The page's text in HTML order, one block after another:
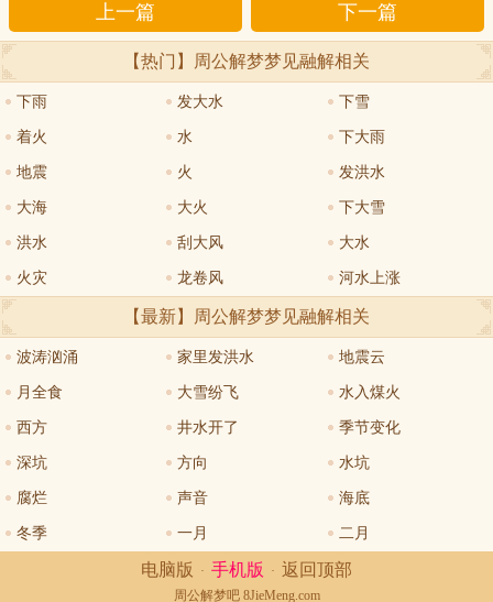
上一篇 下一篇
【热门】周公解梦梦见融解相关
下雨 发大水 下雪
着火 水 下大雨
地震 火 发洪水
大海 大火 下大雪
洪水 刮大风 大水
火灾 龙卷风 河水上涨
【最新】周公解梦梦见融解相关
波涛汹涌 家里发洪水 地震云
月全食 大雪纷飞 水入煤火
西方 井水开了 季节变化
深坑 方向 水坑
腐烂 声音 海底
冬季 一月 二月
电脑版 · 手机版 · 返回顶部
周公解梦吧 8JieMeng.com